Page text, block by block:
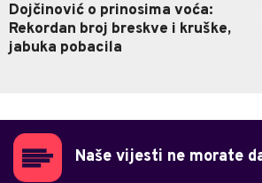
Dojčinović o prinosima voća:
Rekordan broj breskve i kruške,
jabuka pobacila
Naše vijesti ne morate